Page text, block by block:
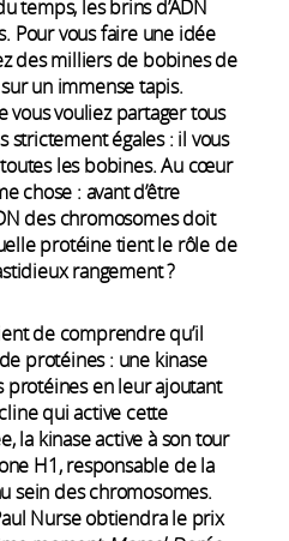
temps, les brins d’ADN
Pour vous faire une idée
des milliers de bobines de
un immense tapis.
vous vouliez partager tous
strictement égales : il vous
les bobines. Au cœur
chose : avant d’être
des chromosomes doit
protéine tient le rôle de
rangement ?
de comprendre qu’il
protéines : une kinase
protéines en leur ajoutant
qui active cette
la kinase active à son tour
H1, responsable de la
sein des chromosomes.
Nurse obtiendra le prix